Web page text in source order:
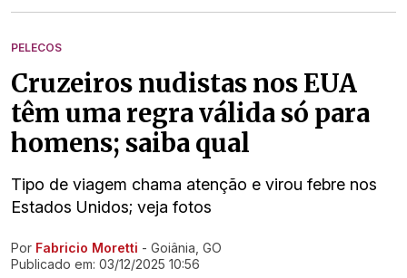
PELECOS
Cruzeiros nudistas nos EUA
têm uma regra válida só para
homens; saiba qual
Tipo de viagem chama atenção e virou febre nos
Estados Unidos; veja fotos
Ir direto pra matéria
Por Fabricio Moretti - Goiânia, GO
Publicado em: 03/12/2025 10:56